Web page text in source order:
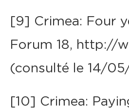
[9] Crimea: Four
Forum 18, http://
(consulté le 14/
[10] Crimea: